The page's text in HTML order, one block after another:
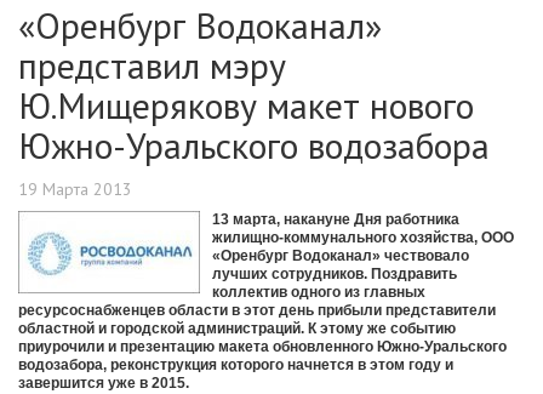
«Оренбург Водоканал»
представил мэру
Ю.Мищерякову макет нового
Южно-Уральского водозабора
19 Марта 2013
13 марта, накануне Дня работника
жилищно-коммунального хозяйства, ООО
«Оренбург Водоканал» чествовало
лучших сотрудников. Поздравить
коллектив одного из главных
ресурсоснабженцев области в этот день прибыли представители
областной и городской администраций. К этому же событию
приурочили и презентацию макета обновленного Южно-Уральского
водозабора, реконструкция которого начнется в этом году и
завершится уже в 2015.